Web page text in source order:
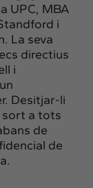
UPC, MBA
i
La seva
directius
i
Desitjar-li
sort a tots
de
de